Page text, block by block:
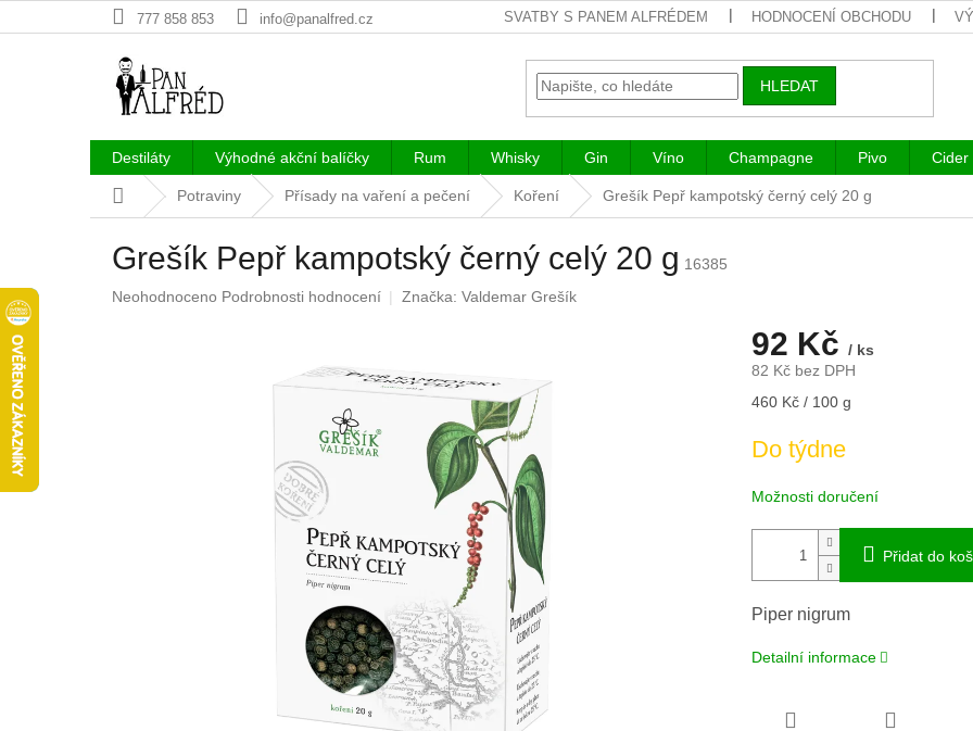
na
777 858 853 info@panalfred.cz SVATBY S PANEM ALFRÉDEM HODNOCENÍ OBCHODU
HLEDAT
Destiláty Výhodné akční balíčky Rum Whisky Gin Víno Champagne Pivo Cider
Domů Potraviny Přísady na vaření a pečení Koření Grešík Pepř kampotský černý celý 20 g
Grešík Pepř kampotský černý celý 20 g 16385
Průměrné
Neohodnoceno Podrobnosti hodnocení Značka: Valdemar Grešík
92 Kč / ks
82 Kč bez DPH
Měrná
460 Kč / 100 g
Do týdne
Možnosti doručení
Přidat do
Piper nigrum
Detailní informace